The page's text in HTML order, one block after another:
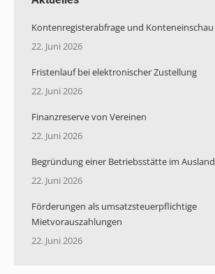
Kontenregisterabfrage und Konteneinschau
22. Juni 2026
Fristenlauf bei elektronischer Zustellung
22. Juni 2026
Finanzreserve von Vereinen
22. Juni 2026
Begründung einer Betriebsstätte im Ausland
22. Juni 2026
Förderungen als umsatzsteuerpflichtige
Mietvorauszahlungen
22. Juni 2026